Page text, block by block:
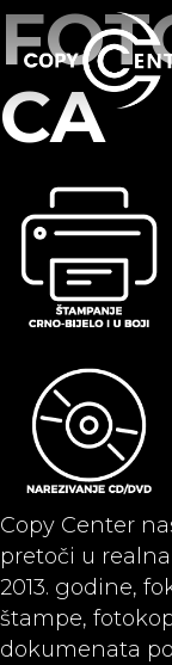
CA
Copy Center
pretoči u
2013. godine,
štampe,
dokumenata